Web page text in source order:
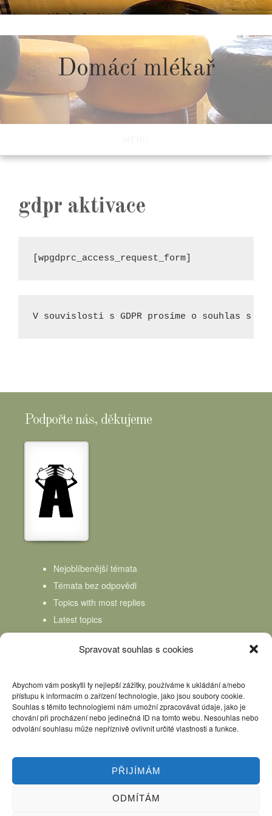
Spravovat souhlas s cookies
Abychom vám poskytli ty nejlepší zážitky, používáme k ukládání a/nebo
přístupu k informacím o zařízení technologie, jako jsou soubory cookie.
Souhlas s těmito technologiemi nám umožní zpracovávat údaje, jako je
chování při procházení nebo jedinečná ID na tomto webu. Nesouhlas nebo
odvolání souhlasu může nepříznivě ovlivnit určité vlastnosti a funkce.
PŘIJÍMÁM
ODMÍTÁM
to
content
Domácí mlékař
gdpr aktivace
[wpgdprc_access_request_form]
V souvislosti s GDPR prosíme o souhlas s
Podpořte nás, děkujeme
Nejoblíbenější témata
Témata bez odpovědi
Topics with most replies
Latest topics
Topics Freshness